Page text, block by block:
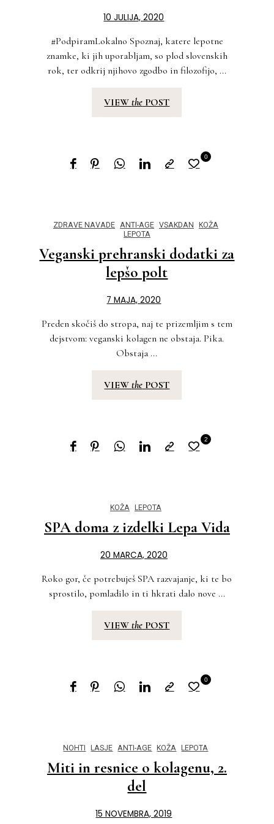
10 JULIJA, 2020
#PodpiramLokalno Spoznaj, katere lepotne
znamke, ki jih uporabljam, so plod slovenskih
rok, ter odkrij njihovo zgodbo in filozofijo, ...
VIEWthe POST
0
ZDRAVE NAVADE ANTI-AGE VSAKDAN KOŽA
LEPOTA
Veganski prehranski dodatki za
lepšo polt
7 MAJA, 2020
Preden skočiš do stropa, naj te prizemljim s tem
dejstvom: veganski kolagen ne obstaja. Pika.
Obstaja ...
VIEWthe POST
2
KOŽA LEPOTA
SPA doma z izdelki Lepa Vida
20 MARCA, 2020
Roko gor, če potrebuješ SPA razvajanje, ki te bo
sprostilo, pomladilo in ti hkrati dalo nove ...
VIEWthe POST
0
NOHTI LASJE ANTI-AGE KOŽA LEPOTA
Miti in resnice o kolagenu, 2.
del
15 NOVEMBRA, 2019